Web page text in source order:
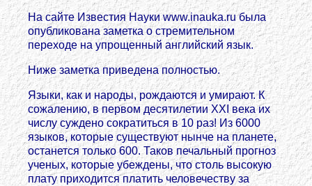
На сайте Известия Науки www.inauka.ru была
опубликована заметка о стремительном
переходе на упрощенный английский язык.
Ниже заметка приведена полностью.
Языки, как и народы, рождаются и умирают. К
сожалению, в первом десятилетии XXI века их
числу суждено сократиться в 10 раз! Из 6000
языков, которые существуют нынче на планете,
останется только 600. Таков печальный прогноз
ученых, которые убеждены, что столь высокую
плату приходится платить человечеству за